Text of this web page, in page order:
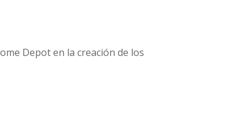
Depot en la creación de los